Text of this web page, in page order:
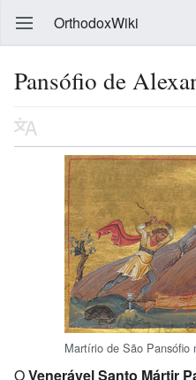
OrthodoxWiki
Pansófio de
Martírio de São Pansófio
OVenerável Santo Mártir